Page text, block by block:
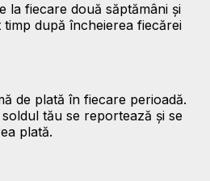
la fiecare două săptămâni și
după încheierea fiecărei
de plată în fiecare perioadă.
tău se reportează și se
plată.